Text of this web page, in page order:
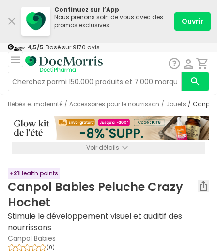
Continuez sur l’App
Nous prenons soin de vous avec des
promos exclusives
Ouvrir
4,5/5 Basé sur 9170 avis
Bébés et maternité / Accessoires pour le nourrisson / Jouets /
Voir détails
+21Health points
Canpol Babies Peluche Crazy
Hochet
Stimule le développement visuel et auditif des
nourrissons
Canpol Babies
(0)